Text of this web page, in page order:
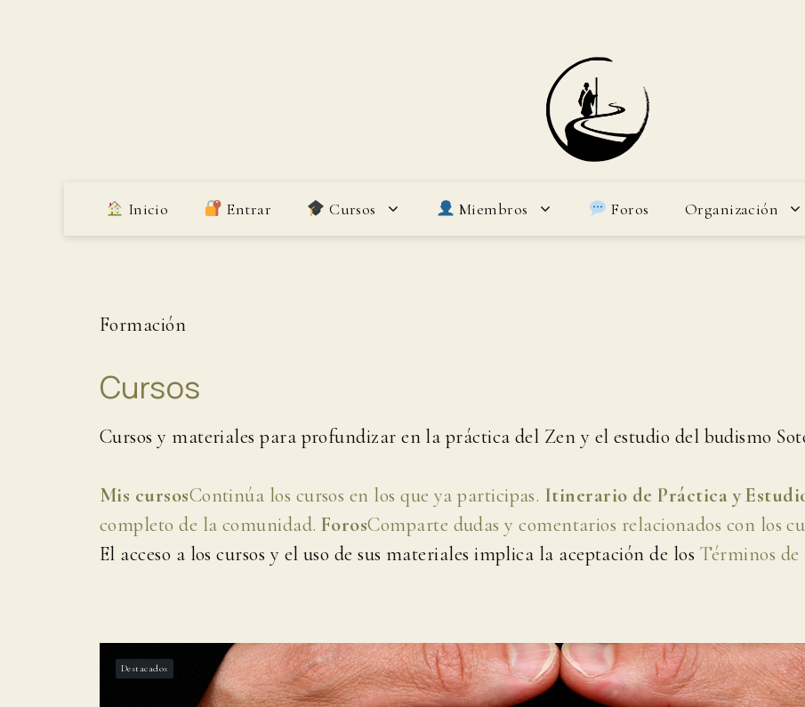
Inicio Entrar Cursos Miembros Foros Organización
Formación
Cursos
Cursos y materiales para profundizar en la práctica del Zen y el estudio del budismo
Mis cursosContinúa los cursos en los que ya participas. Itinerario de Práctica y
completo de la comunidad. ForosComparte dudas y comentarios relacionados con los
El acceso a los cursos y el uso de sus materiales implica la aceptación de los Términos de
Destacados